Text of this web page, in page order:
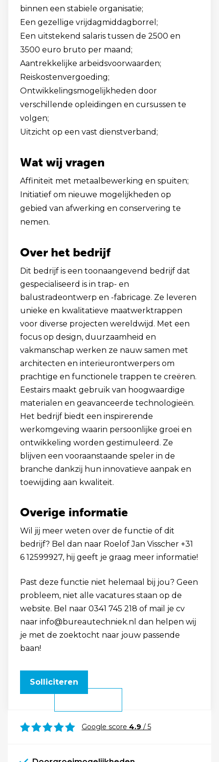
binnen een stabiele organisatie;
Een gezellige vrijdagmiddagborrel;
Een uitstekend salaris tussen de 2500 en
3500 euro bruto per maand;
Aantrekkelijke arbeidsvoorwaarden;
Reiskostenvergoeding;
Ontwikkelingsmogelijkheden door
verschillende opleidingen en cursussen te
volgen;
Uitzicht op een vast dienstverband;
Wat wij vragen
Affiniteit met metaalbewerking en spuiten;
Initiatief om nieuwe mogelijkheden op
gebied van afwerking en conservering te
nemen.
Over het bedrijf
Dit bedrijf is een toonaangevend bedrijf dat
gespecialiseerd is in trap- en
balustradeontwerp en -fabricage. Ze leveren
unieke en kwalitatieve maatwerktrappen
voor diverse projecten wereldwijd. Met een
focus op design, duurzaamheid en
vakmanschap werken ze nauw samen met
architecten en interieurontwerpers om
prachtige en functionele trappen te creëren.
Eestairs maakt gebruik van hoogwaardige
materialen en geavanceerde technologieën.
Het bedrijf biedt een inspirerende
werkomgeving waarin persoonlijke groei en
ontwikkeling worden gestimuleerd. Ze
blijven een vooraanstaande speler in de
branche dankzij hun innovatieve aanpak en
toewijding aan kwaliteit.
Overige informatie
Wil jij meer weten over de functie of dit
bedrijf? Bel dan naar Roelof Jan Visscher +31
6 12599927, hij geeft je graag meer informatie!
Past deze functie niet helemaal bij jou? Geen
probleem, niet alle vacatures staan op de
website. Bel naar 0341 745 218 of mail je cv
naar info@bureautechniek.nl dan helpen wij
je met de zoektocht naar jouw passende
baan!
Solliciteren
Google score 4.9 / 5